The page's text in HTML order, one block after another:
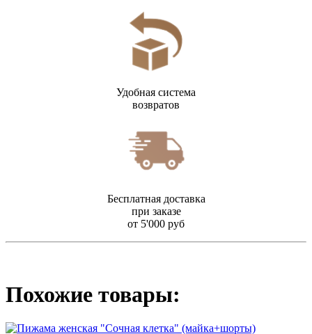
Удобная система
возвратов
Бесплатная доставка
при заказе
от 5'000 руб
Похожие товары: